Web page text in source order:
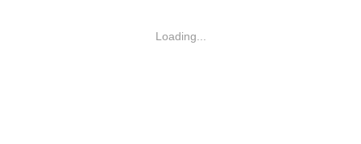
Loading...